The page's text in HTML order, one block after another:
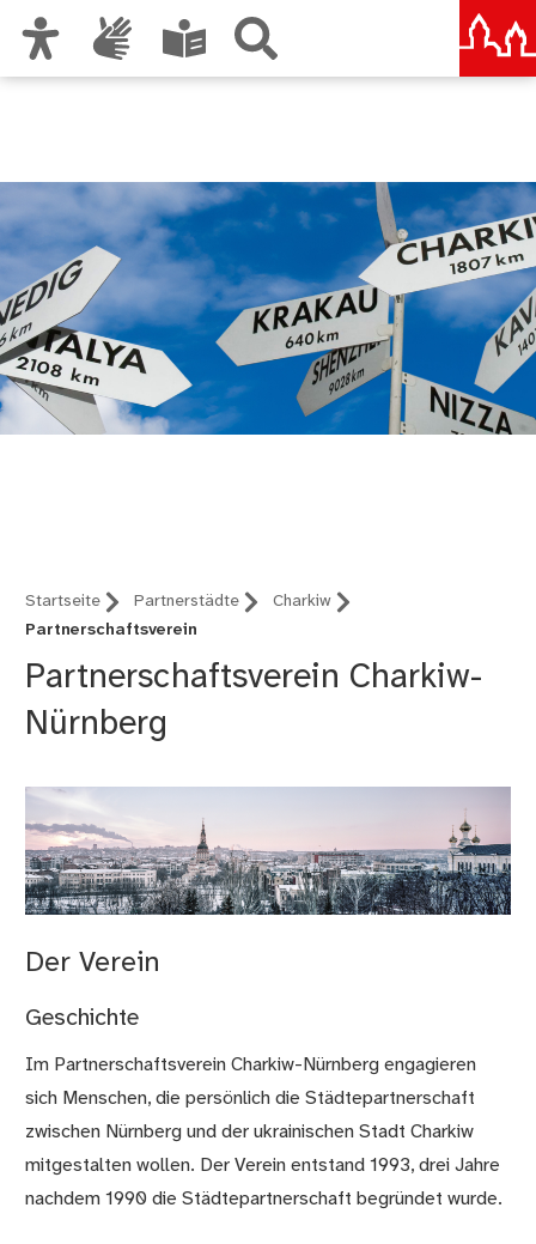
Startseite Partnerstädte
Charkiw
Partnerschaftsverein
Partnerschaftsverein Charkiw-
Nürnberg
Der Verein
Geschichte
Im Partnerschaftsverein Charkiw-Nürnberg engagieren
sich Menschen, die persönlich die Städtepartnerschaft
zwischen Nürnberg und der ukrainischen Stadt Charkiw
mitgestalten wollen. Der Verein entstand 1993, drei Jahre
nachdem 1990 die Städtepartnerschaft begründet wurde.